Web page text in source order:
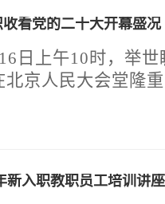
看党的二十大开幕盛
日上午10时，举
京人民大会堂隆
教室集中收看了
师生受到了极大
了干劲。为全面建
新入职教职员工培训讲座